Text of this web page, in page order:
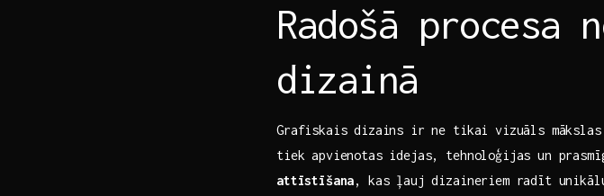
Radošā procesa
dizainā
Grafiskais dizains ir ne tikai vizuāls
tiek apvienotas idejas, tehnoloģijas un
attīstīšana, kas ļauj dizaineriem radīt